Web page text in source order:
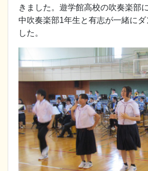
きました。遊学館高校の吹奏楽部
中吹奏楽部1年生と有志が一緒にダ
した。